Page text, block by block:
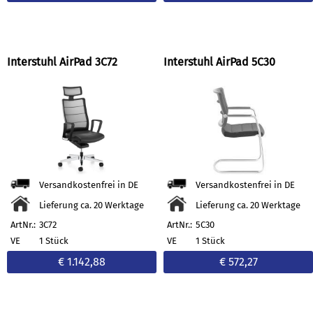
Interstuhl AirPad 3C72
Versandkostenfrei in DE
Lieferung ca. 20 Werktage
ArtNr.: 3C72
VE
1 Stück
€ 1.142,88
Interstuhl AirPad 5C30
Versandkostenfrei in DE
Lieferung ca. 20 Werktage
ArtNr.: 5C30
VE
1 Stück
€ 572,27